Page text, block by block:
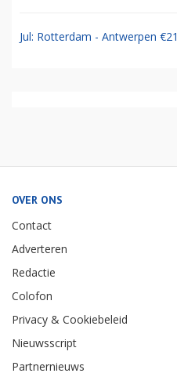
Jul: Rotterdam - Antwerpen €21
OVER ONS
Contact
Adverteren
Redactie
Colofon
Privacy & Cookiebeleid
Nieuwsscript
Partnernieuws